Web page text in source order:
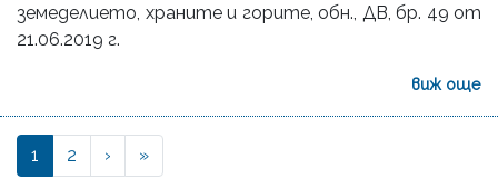
земеделието, храните и горите, oбн., ДВ, бр. 49 от
21.06.2019 г.
виж още
Pagination
Current
page
1 Page
2 › »Last »